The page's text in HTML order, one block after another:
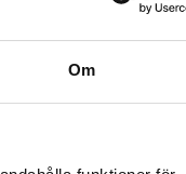
Om
får du flera